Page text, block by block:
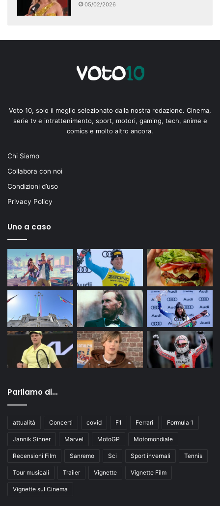
05/02/2026
Voto 10, solo il meglio selezionato dalla nostra redazione. Cinema,
serie tv e intrattenimento, sport, motori, gaming, tech, anime e
comics e molto altro ancora.
Chi Siamo
Collabora con noi
Condizioni d’uso
Privacy Policy
Uno a caso
Parliamo di…
attualità Concerti covid F1 Ferrari Formula 1
Jannik Sinner Marvel MotoGP Motomondiale
Recensioni Film Sanremo Sci Sport invernali Tennis
Tour musicali Trailer Vignette Vignette Film
Vignette sul Cinema